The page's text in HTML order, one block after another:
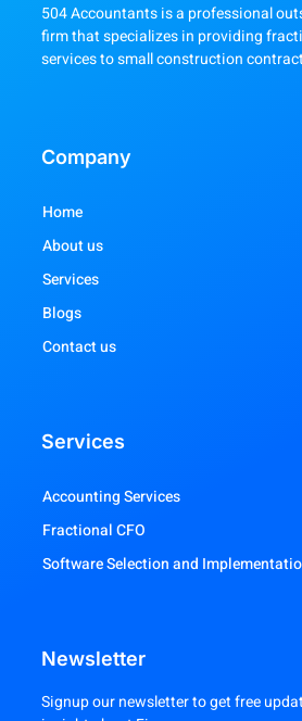
504 Accountants is a professional
firm that specializes in providing
services to small construction
Company
Home
About us
Services
Blogs
Contact us
Services
Accounting Services
Fractional CFO
Software Selection and
Newsletter
Signup our newsletter to get free